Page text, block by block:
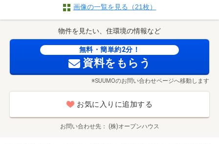
画像の一覧を見る（21枚）
物件を見たい、住環境の情報など
無料・簡単約2分！
資料をもらう
※SUUMOのお問い合わせページへ移動します
お気に入りに追加する
お問い合わせ先 (株)オープンハウス